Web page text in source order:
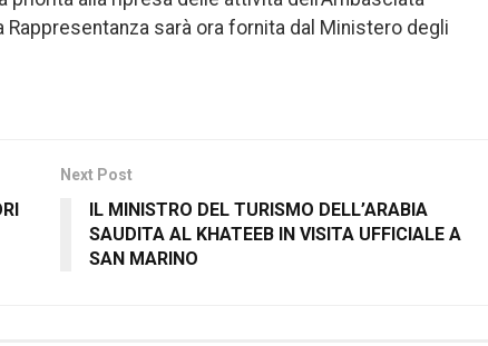
Rappresentanza sarà ora fornita dal Ministero degli
Next Post
IL MINISTRO DEL TURISMO DELL’ARABIA
SAUDITA AL KHATEEB IN VISITA UFFICIALE A
SAN MARINO